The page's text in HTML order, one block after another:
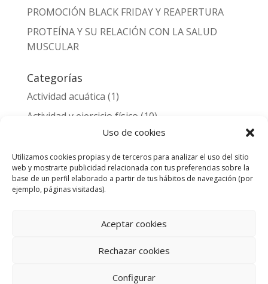
Uso de cookies
Utilizamos cookies propias y de terceros para analizar el uso del sitio
web y mostrarte publicidad relacionada con tus preferencias sobre la
base de un perfil elaborado a partir de tus hábitos de navegación (por
ejemplo, páginas visitadas).
Aceptar cookies
Rechazar cookies
Configurar
PROMOCIÓN BLACK FRIDAY Y REAPERTURA
PROTEÍNA Y SU RELACIÓN CON LA SALUD
MUSCULAR
Categorías
Actividad acuática (1)
Actividad y ejercicio físico (10)
Alimentación y nutrición(3)
Entrenamiento deportivo y lesiones(2)
Noticias(1)
Salud(11)
© 2026 Aqua&Sports Center Gran Canaria.